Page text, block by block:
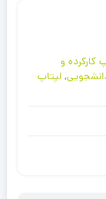
کارکرده و
, لپتاپ